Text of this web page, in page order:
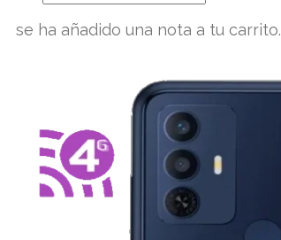
se ha añadido una nota a tu carrito.